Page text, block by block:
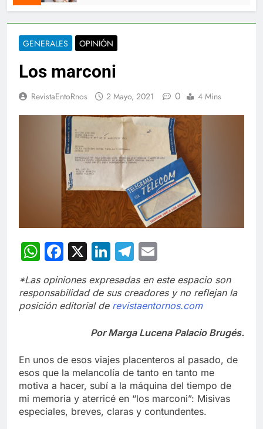
GENERALES OPINIÓN
Los marconi
RevistaEntoRnos 2 Mayo, 2021 0 4 Mins
WhatsApp
Facebook
X LinkedIn
Telegram
*Las opiniones expresadas en este espacio son
responsabilidad de sus creadores y no reflejan la
posición editorial de revistaentornos.com
Por Marga Lucena Palacio Brugés.
En unos de esos viajes placenteros al pasado, de
esos que la melancolía de tanto en tanto me
motiva a hacer, subí a la máquina del tiempo de
mi memoria y aterricé en “los marconi”: Misivas
especiales, breves, claras y contundentes.